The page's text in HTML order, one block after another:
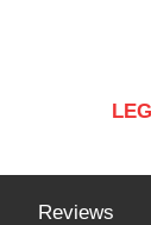
Reviews